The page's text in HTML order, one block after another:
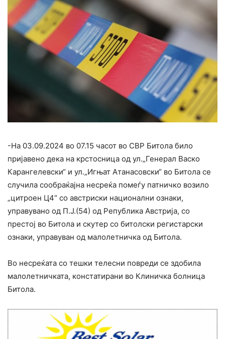
-На 03.09.2024 во 07.15 часот во СВР Битола било
пријавено дека на крстосница од ул.„Генерал Васко
Карангелевски“ и ул.„Игњат Атанасовски“ во Битола се
случила сообраќајна несреќа помеѓу патничко возило
„цитроен Ц4“ со австриски национални ознаки,
управувано од П.Ј.(54) од Република Австрија, со
престој во Битола и скутер со битолски регистарски
ознаки, управуван од малолетничка од Битола.
Во несреќата со тешки телесни повреди се здобила
малолетничката, констатирани во Клиничка болница
Битола.